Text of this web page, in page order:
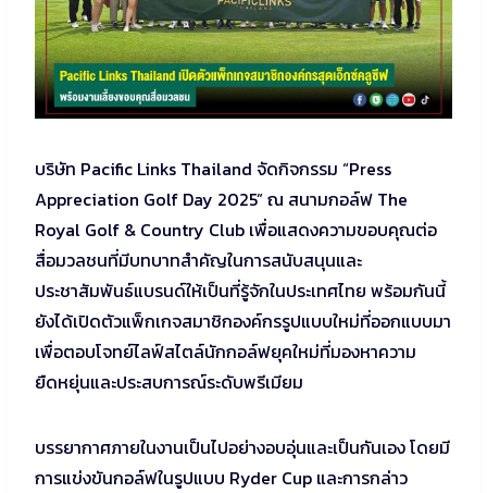
บริษัท Pacific Links Thailand จัดกิจกรรม “Press
Appreciation Golf Day 2025” ณ สนามกอล์ฟ The
Royal Golf & Country Club เพื่อแสดงความขอบคุณต่อ
สื่อมวลชนที่มีบทบาทสำคัญในการสนับสนุนและ
ประชาสัมพันธ์แบรนด์ให้เป็นที่รู้จักในประเทศไทย พร้อมกันนี้
ยังได้เปิดตัวแพ็กเกจสมาชิกองค์กรรูปแบบใหม่ที่ออกแบบมา
เพื่อตอบโจทย์ไลฟ์สไตล์นักกอล์ฟยุคใหม่ที่มองหาความ
ยืดหยุ่นและประสบการณ์ระดับพรีเมียม
บรรยากาศภายในงานเป็นไปอย่างอบอุ่นและเป็นกันเอง โดยมี
การแข่งขันกอล์ฟในรูปแบบ Ryder Cup และการกล่าว